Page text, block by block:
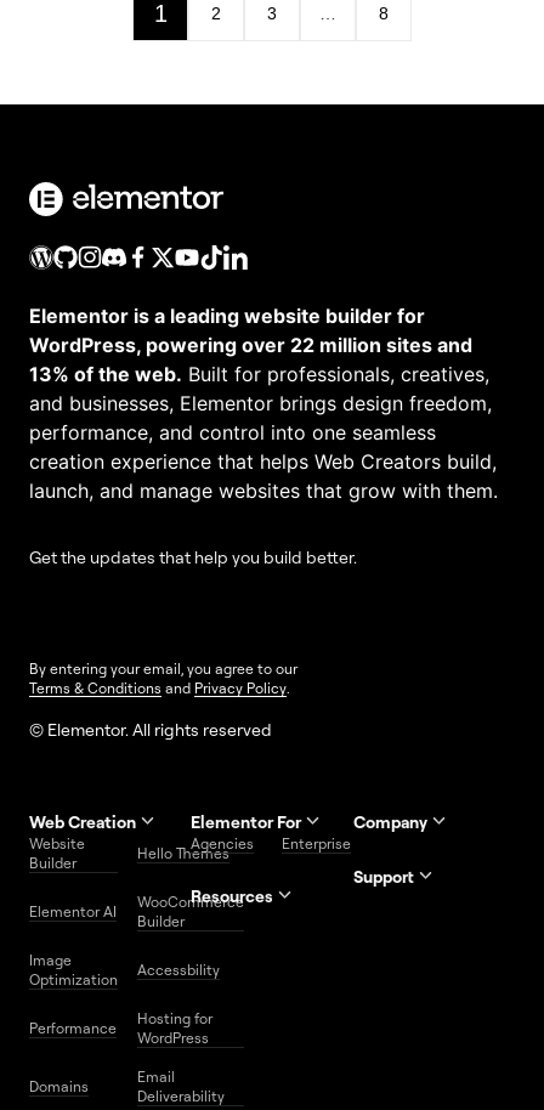
1 2 3 8
Elementor is a leading website builder for
WordPress, powering over 22 million sites and
13% of the web. Built for professionals, creatives,
and businesses, Elementor brings design freedom,
performance, and control into one seamless
creation experience that helps Web Creators build,
launch, and manage websites that grow with them.
Get the updates that help you build better.
By entering your email, you agree to our
Terms & Conditions and Privacy Policy
© Elementor. All rights reserved
Web Creation
Website
Builder
Hello Themes
Elementor AI
WooCommerce
Builder
Image
Optimization
Accessbility
Performance
Hosting for
WordPress
Domains
Email
Deliverability
Elementor For
Agencies Enterprise
Resources
Website
Free
Elementor
Download
Utilities
Company
Support